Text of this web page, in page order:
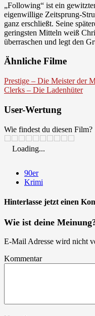
„Following“ ist ein
eigenwillige Zeitsprung-
ganz erschließt. Seine
geringsten Mitteln weiß
überraschen und legt den
Ähnliche Filme
Prestige – Die Meister der
Clerks – Die Ladenhüter
User-Wertung
Wie findest du diesen Film?
Loading...
90er
Krimi
Hinterlasse jetzt einen
Wie ist deine
E-Mail Adresse wird nicht
Kommentar